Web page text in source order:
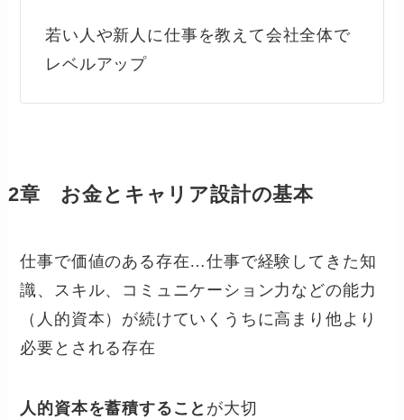
若い人や新人に仕事を教えて会社全体で
レベルアップ
2章 お金とキャリア設計の基本
仕事で価値のある存在…仕事で経験してきた知
識、スキル、コミュニケーション力などの能力
（人的資本）が続けていくうちに高まり他より
必要とされる存在
人的資本を蓄積すること が大切